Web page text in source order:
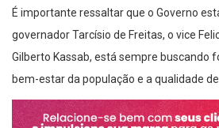
É importante ressaltar que o Governo
governador Tarcísio de Freitas, o vice
Gilberto Kassab, está sempre buscando
bem-estar da população e a qualidade